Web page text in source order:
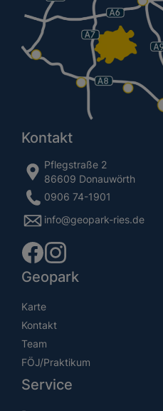
Kontakt
Pflegstraße 2
86609 Donauwörth
0906 74-1901
info@geopark-ries.de
Geopark
Karte
Kontakt
Team
FÖJ/Praktikum
Service